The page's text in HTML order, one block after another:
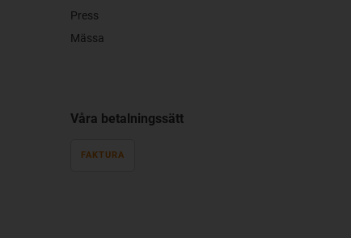
Press
Mässa
Våra betalningssätt
FAKTURA